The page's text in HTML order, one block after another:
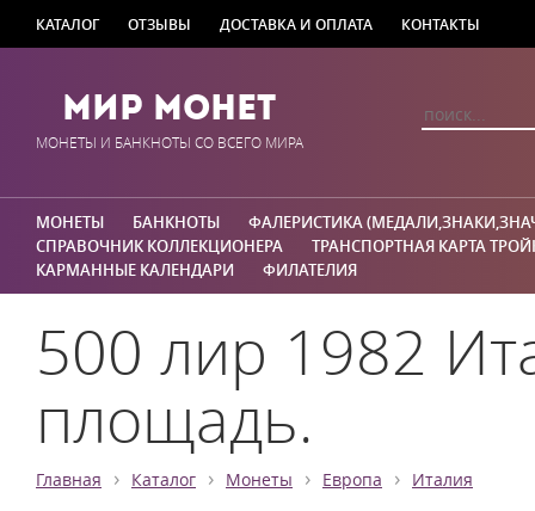
КАТАЛОГ ОТЗЫВЫ ДОСТАВКА И ОПЛАТА КОНТАКТЫ
Мир Монет
МОНЕТЫ И БАНКНОТЫ СО ВСЕГО МИРА
МОНЕТЫ БАНКНОТЫ
ФАЛЕРИСТИКА
СПРАВОЧНИК КОЛЛЕКЦИОНЕРА
ТРАНСПОРТНАЯ КАРТА
КАРМАННЫЕ КАЛЕНДАРИ
ФИЛАТЕЛИЯ
500 лир 1982
площадь.
Главная › Каталог › Монеты › Европа › Италия